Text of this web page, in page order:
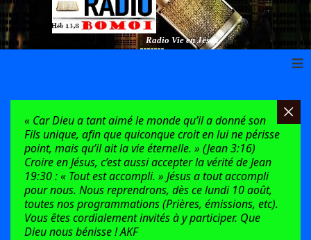
Radio Vie en Jésus
≡
« Car Dieu a tant aimé le monde qu’il a donné son
Fils unique, afin que quiconque croit en lui ne périsse
point, mais qu’il ait la vie éternelle. » (Jean 3:16)
Croire en Jésus, c’est aussi accepter la vérité de Jean
19:30 : « Tout est accompli. » Jésus a tout accompli
pour nous. Nous reprendrons, dès ce lundi 10 août,
toutes nos programmations (Prières, émissions, etc).
Vous êtes cordialement invités à y participer. Que
Dieu nous bénisse ! AKF